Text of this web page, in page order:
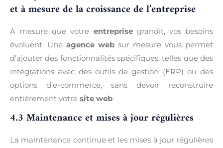
et à mesure de la croissance de l’entreprise
À mesure que votre entreprisegrandit, vos besoins
évoluent. Une agence web sur mesure vous permet
d’ajouter des fonctionnalités spécifiques, telles que des
intégrations avec des outils de gestion (ERP) ou des
options d’e-commerce, sans devoir reconstruire
entièrement votre site web.
4.3 Maintenance et mises à jour régulières
La maintenance continue et les mises à jour régulières